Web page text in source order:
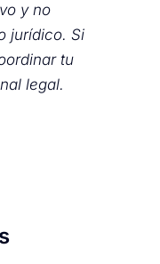
y no
jurídico. Si
tu
legal.